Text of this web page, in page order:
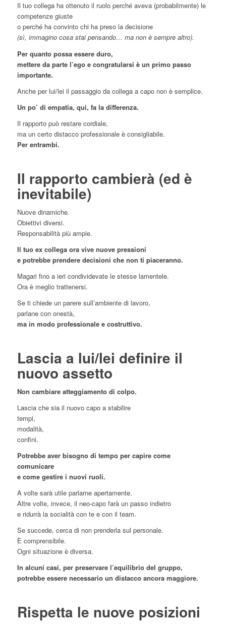
Il tuo collega ha ottenuto il ruolo perché aveva (probabilmente) le
competenze giuste
o perché ha convinto chi ha preso la decisione
(sì, immagino cosa stai pensando… ma non è sempre altro).
Per quanto possa essere duro,
mettere da parte l’ego e congratularsi è un primo passo
importante.
Anche per lui/lei il passaggio da collega a capo non è semplice.
Un po’ di empatia, qui, fa la differenza.
Il rapporto può restare cordiale,
ma un certo distacco professionale è consigliabile.
Per entrambi.
Il rapporto cambierà (ed è
inevitabile)
Nuove dinamiche.
Obiettivi diversi.
Responsabilità più ampie.
Il tuo ex collega ora vive nuove pressioni
e potrebbe prendere decisioni che non ti piaceranno.
Magari fino a ieri condividevate le stesse lamentele.
Ora è meglio trattenersi.
Se ti chiede un parere sull’ambiente di lavoro,
parlane con onestà,
ma in modo professionale e costruttivo.
Lascia a lui/lei definire il
nuovo assetto
Non cambiare atteggiamento di colpo.
Lascia che sia il nuovo capo a stabilire
tempi,
modalità,
confini.
Potrebbe aver bisogno di tempo per capire come
comunicare
e come gestire i nuovi ruoli.
A volte sarà utile parlarne apertamente.
Altre volte, invece, il neo-capo farà un passo indietro
e ridurrà la socialità con te e con il team.
Se succede, cerca di non prenderla sul personale.
È comprensibile.
Ogni situazione è diversa.
In alcuni casi, per preservare l’equilibrio del gruppo,
potrebbe essere necessario un distacco ancora maggiore.
Rispetta le nuove posizioni